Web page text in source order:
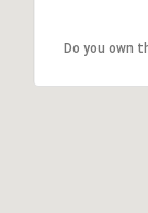
Do you own